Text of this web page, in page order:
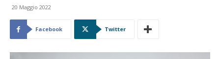
20 Maggio 2022
Facebook Twitter